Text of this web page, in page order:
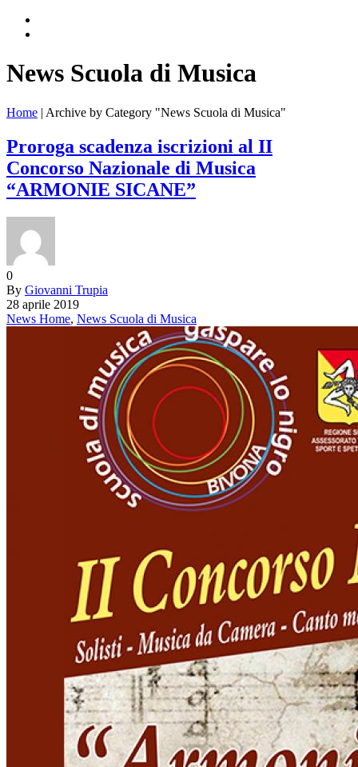
News Scuola di Musica
Home | Archive by Category "News Scuola di Musica"
Proroga scadenza iscrizioni al II
Concorso Nazionale di Musica
“ARMONIE SICANE”
0
By Giovanni Trupia
28 aprile 2019
News Home, News Scuola di Musica